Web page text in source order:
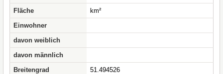
Fläche
km²
Einwohner
davon weiblich
davon männlich
Breitengrad
51.494526